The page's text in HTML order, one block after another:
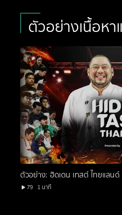
ตัวอย่างเนื้อหา
ตัวอย่าง: ฮิดเดน เทสต์ ไทยแลนด์
79 1 นาที